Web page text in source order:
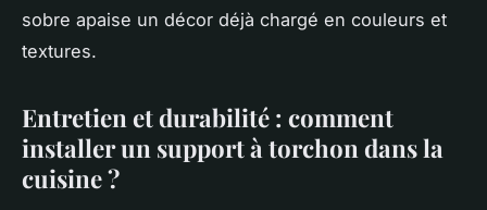
sobre apaise un décor déjà chargé en couleurs et
textures.
Entretien et durabilité : comment
installer un support à torchon dans la
cuisine ?